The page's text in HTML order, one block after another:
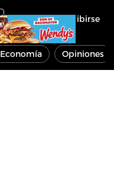
Inscribirse
Economía Opiniones